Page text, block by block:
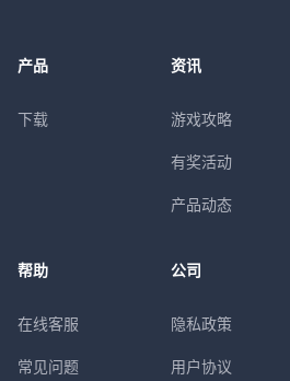
产品
下载
资讯
游戏攻略
有奖活动
产品动态
帮助
在线客服
常见问题
公司
隐私政策
用户协议